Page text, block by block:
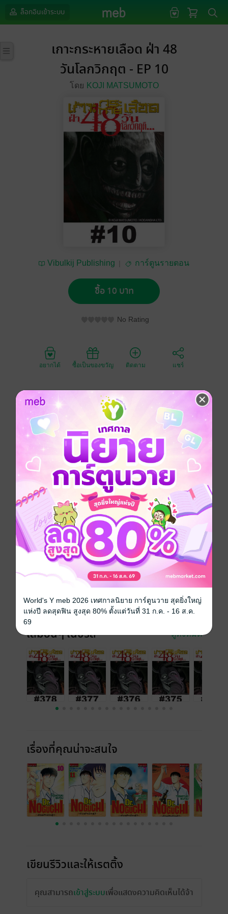
ล็อกอินเข้าระบบ
เกาะกระหายเลือด ฝ่า 48
วันโลกวิกฤต - EP 10
โดย KOJI MATSUMOTO
Vibulkij Publishing การ์ตูนรายตอน
ซื้อ 10 บาท
No Rating
อยากได้ ซื้อเป็นของขวัญ ติดตาม แชร์
หลังจากอากิระพ่ายแพ้ให้กับมิยาบิในศึกตัดสิน อากิระถูก
ตัดแขนขวาจนตกลงไปที่ก้นนรก ดังนั้นไวรัสจึงถูกแพร่
กระจายไปทั่วแผ่นดินใหญ่ เมืองทั้งเมืองมีแต่ผีดูดเลือด แต่
แล้วอากิระก็กลับมาจากความตายอีกครั้ง เพื่อจุดหมาย
เดียวคือ ตามฆ่ามิยาบิ!!
การ์ตูนญี่ปุ่น แอกชัน ผจญภัย ทริลเลอร์
สยองขวัญ
ซีรีส์ เกาะกระหายเลือด ฝ่า 48 วันโลกวิกฤต (รายตอน)
ประเภทไฟล์ pdf
วันที่วางขาย 25 เมษายน 2561
22 หน้า
ราคาปก 10 บาท
เล่มอื่นๆ ในซีรีส์ ดูทั้งหมด
เรื่องที่คุณน่าจะสนใจ
เขียนรีวิวและให้เรตติ้ง
คุณสามารถเข้าสู่ระบบเพื่อแสดงความคิดเห็นได้จ้า
World's Y meb 2026 เทศกาลนิยาย การ์ตูนวาย สุดยิ่งใหญ่
แห่งปี ลดสุดฟิน สูงสุด 80% ตั้งแต่วันที่ 31 ก.ค. - 16 ส.ค.
69